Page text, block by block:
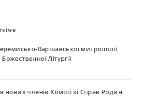
Варшавської митрополії
Літургії
членів Комісії зі Справ Родин